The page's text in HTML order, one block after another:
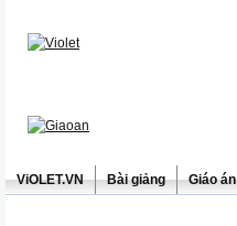
ViOLET.VN Bài giảng Giáo án